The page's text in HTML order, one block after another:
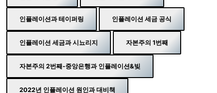
인플레이션과 테이퍼링 인플레이션 세금 공식
인플레이션 세금과 시뇨리지 자본주의 1번째
자본주의 2번째-중앙은행과 인플레이션&빚
2022년 인플레이션 원인과 대비책